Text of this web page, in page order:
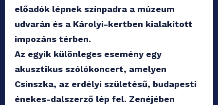
előadók lépnek színpadra a múzeum
udvarán és a Károlyi-kertben kialakított
impozáns térben.
Az egyik különleges esemény egy
akusztikus szólókoncert, amelyen
Csinszka, az erdélyi születésű, budapesti
énekes-dalszerző lép fel. Zenéjében